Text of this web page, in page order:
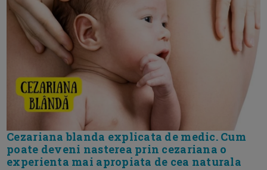
Cezariana blanda explicata de medic. Cum
poate deveni nasterea prin cezariana o
experienta mai apropiata de cea naturala